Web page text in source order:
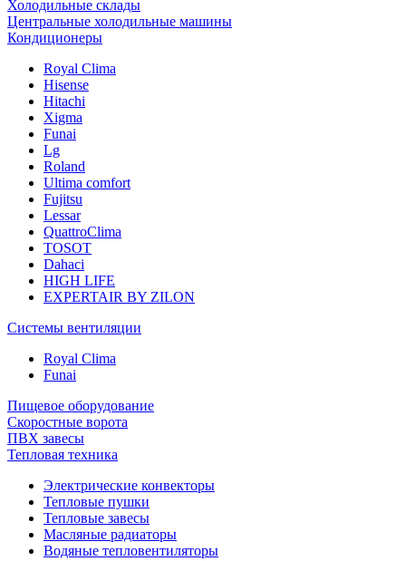
Холодильные склады
Центральные холодильные машины
Кондиционеры
Royal Clima
Hisense
Hitachi
Xigma
Funai
Lg
Roland
Ultima comfort
Fujitsu
Lessar
QuattroClima
TOSOT
Dahaci
HIGH LIFE
EXPERTAIR BY ZILON
Системы вентиляции
Royal Clima
Funai
Пищевое оборудование
Скоростные ворота
ПВХ завесы
Тепловая техника
Электрические конвекторы
Тепловые пушки
Тепловые завесы
Масляные радиаторы
Водяные тепловентиляторы